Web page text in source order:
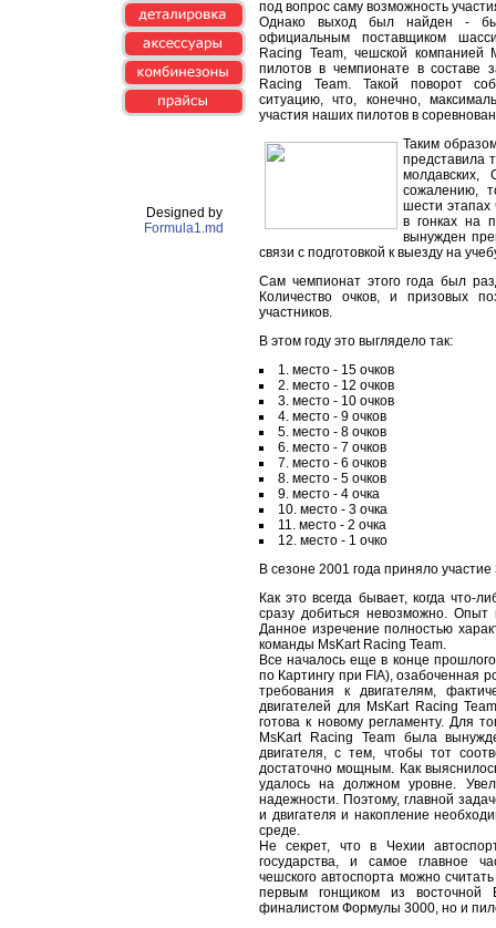
Designed by
Formula1.md
под вопрос саму возможность
Однако выход был найден -
официальным поставщиком
Racing Team, чешской компанией
пилотов в чемпионате в составе
Racing Team. Такой поворот
ситуацию, что, конечно,
участия наших пилотов в
Таким
представила
сожалению,
шести этапах
в гонках на
вынужден
связи с подготовкой к выезду на
Сам чемпионат этого года был
Количество очков, и призовых
участников.
В этом году это выглядело так:
1. место - 15 очков
2. место - 12 очков
3. место - 10 очков
4. место - 9 очков
5. место - 8 очков
6. место - 7 очков
7. место - 6 очков
8. место - 5 очков
9. место - 4 очка
10. место - 3 очка
11. место - 2 очка
12. место - 1 очко
В сезоне 2001 года приняло
Как это всегда бывает, когда что-
сразу добиться невозможно.
Данное изречение полностью
команды MsKart Racing Team.
Все началось еще в конце
по Картингу при FIA), озабоченная
требования к двигателям,
двигателей для MsKart Racing
готова к новому регламенту. Для
MsKart Racing Team была
двигателя, с тем, чтобы тот
достаточно мощным. Как
удалось на должном уровне.
надежности. Поэтому, главной
и двигателя и накопление
среде.
Не секрет, что в Чехии
государства, и самое главное
чешского автоспорта можно
первым гонщиком из восточной
финалистом Формулы 3000, но и